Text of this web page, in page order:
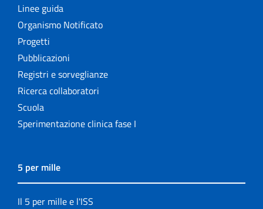
Linee guida
Organismo Notificato
Progetti
Pubblicazioni
Registri e sorveglianze
Ricerca collaboratori
Scuola
Sperimentazione clinica fase I
5 per mille
Il 5 per mille e l'ISS